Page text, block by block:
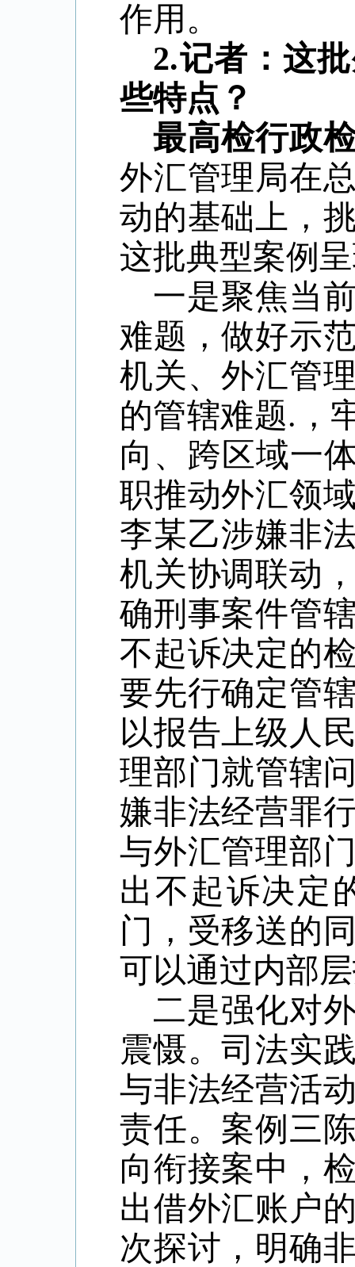
作用。
2.记者：这
些特点？
最高检行政
外汇管理局在
动的基础上，
这批典型案例
一是聚焦当
难题，做好示
机关、外汇管
的管辖难题.，
向、跨区域一
职推动外汇领
李某乙涉嫌非
机关协调联动
确刑事案件管
不起诉决定的
要先行确定管
以报告上级人
理部门就管辖
嫌非法经营罪
与外汇管理部
出不起诉决定
门，受移送的
可以通过内部
二是强化对
震慑。司法实
与非法经营活
责任。案例三
向衔接案中，
出借外汇账户
次探讨，明确